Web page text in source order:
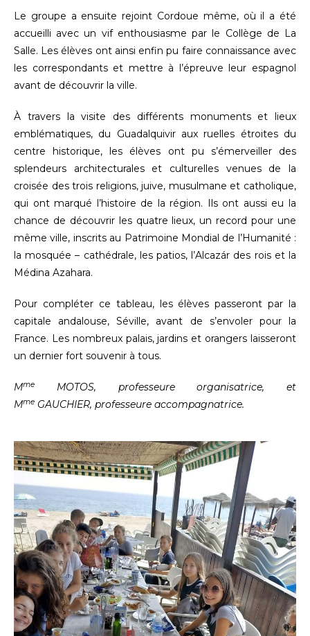
Le groupe a ensuite rejoint Cordoue même, où il a été
accueilli avec un vif enthousiasme par le Collège de La
Salle. Les élèves ont ainsi enfin pu faire connaissance avec
les correspondants et mettre à l’épreuve leur espagnol
avant de découvrir la ville.
À travers la visite des différents monuments et lieux
emblématiques, du Guadalquivir aux ruelles étroites du
centre historique, les élèves ont pu s’émerveiller des
splendeurs architecturales et culturelles venues de la
croisée des trois religions, juive, musulmane et catholique,
qui ont marqué l’histoire de la région. Ils ont aussi eu la
chance de découvrir les quatre lieux, un record pour une
même ville, inscrits au Patrimoine Mondial de l’Humanité :
la mosquée – cathédrale, les patios, l’Alcazár des rois et la
Médina Azahara.
Pour compléter ce tableau, les élèves passeront par la
capitale andalouse, Séville, avant de s’envoler pour la
France. Les nombreux palais, jardins et orangers laisseront
un dernier fort souvenir à tous.
Mme
MOTOS, professeure organisatrice, et
Mme GAUCHIER, professeure accompagnatrice.